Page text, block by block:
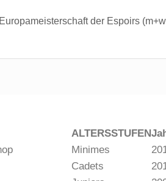
Europameisterschaft der Espoirs
ALTERSSTUFEN
Minimes
Cadets